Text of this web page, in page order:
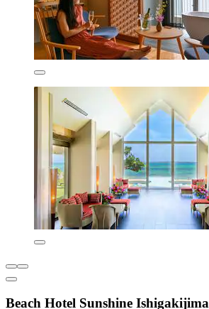
Beach Hotel Sunshine Ishigakijima